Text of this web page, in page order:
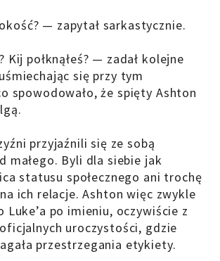
— zapytał sarkastycznie.
połknąłeś? — zadał kolejne
się przy tym
spowodowało, że spięty Ashton
przyjaźnili się ze sobą
małego. Byli dla siebie jak
statusu społecznego ani trochę
na ich relacje. Ashton więc zwykle
Luke’a po imieniu, oczywiście z
uroczystości, gdzie
przestrzegania etykiety.